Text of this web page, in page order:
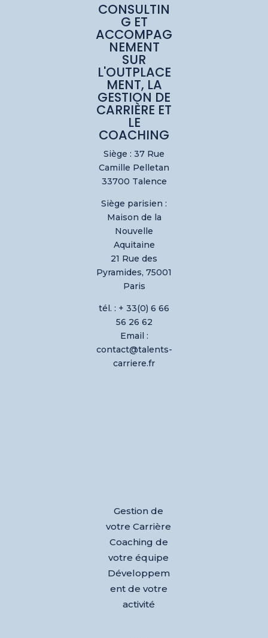
CONSULTIN
G ET
ACCOMPAG
NEMENT
SUR
L'OUTPLACE
MENT, LA
GESTION DE
CARRIÈRE ET
LE
COACHING
Siège : 37 Rue
Camille Pelletan
33700 Talence
Siège parisien :
Maison de la
Nouvelle
Aquitaine
21 Rue des
Pyramides, 75001
Paris
tél. : + 33(0) 6 66
56 26 62
Email :
contact@talents-
carriere.fr
Gestion de
votre Carrière
Coaching de
votre équipe
Développem
ent de votre
activité